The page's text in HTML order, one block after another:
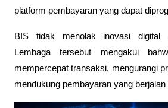
platform pembayaran yang dapat
BIS tidak menolak inovasi digital
Lembaga tersebut mengakui
mempercepat transaksi, mengurangi
mendukung pembayaran yang